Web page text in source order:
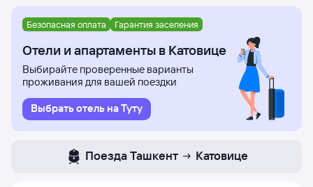
Безопасная оплата Гарантия заселения
Отели и апартаменты в Катовице
Выбирайте проверенные варианты
проживания для вашей поездки
Выбрать отель на Туту
Поезда Ташкент Катовице